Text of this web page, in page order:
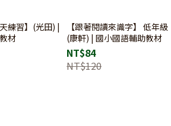
練習】(光田) |
材
【跟著閱讀來識字】 低年級
(康軒) | 國小國語輔助教材
NT$84
NT$120